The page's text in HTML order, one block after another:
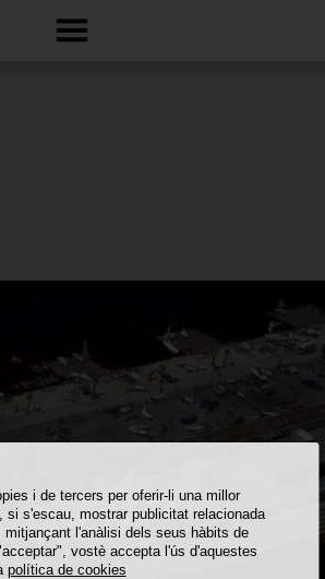
i de tercers per oferir-li una millor
si s'escau, mostrar publicitat relacionada
mitjançant l'anàlisi dels seus hàbits de
vostè accepta l'ús d'aquestes
política de cookies